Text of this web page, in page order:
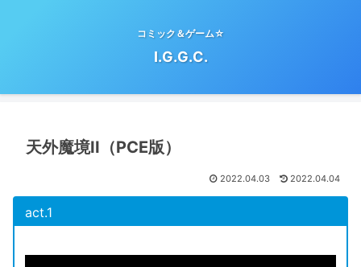
コミック＆ゲーム☆
I.G.G.C.
天外魔境II（PCE版）
2022.04.03 2022.04.04
act.1